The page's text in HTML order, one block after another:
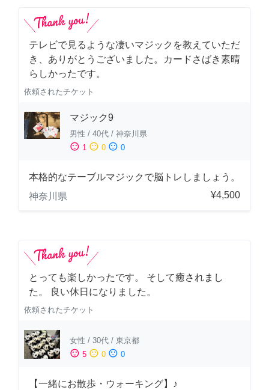
テレビで見るような凄いマジックを教えていただ
き、ありがとうございました。カードさばき素晴
らしかったです。
依頼されたチケット
マジック9
男性 / 40代 / 神奈川県
sentiment_satisfied 1 sentiment_neutral 0 sentiment_dissatisfied 0
本格的なテーブルマジックで脳トレしましょう。
神奈川県
¥4,500
とっても楽しかったです。 そして癒されまし
た。 良い休日になりました。
依頼されたチケット
女性 / 30代 / 東京都
sentiment_satisfied 5 sentiment_neutral 0 sentiment_dissatisfied 0
【一緒にお散歩・ウォーキング】♪